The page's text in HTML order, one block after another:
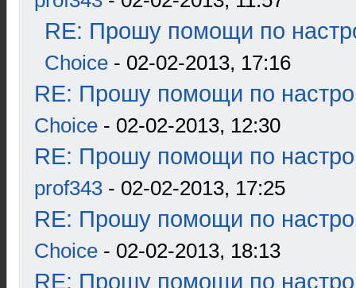
RE: Прошу помощи по
Choice - 02-02-2013, 17:16
RE: Прошу помощи по
Choice - 02-02-2013, 12:30
RE: Прошу помощи по
prof343 - 02-02-2013, 17:25
RE: Прошу помощи по
Choice - 02-02-2013, 18:13
RE: Прошу помощи по